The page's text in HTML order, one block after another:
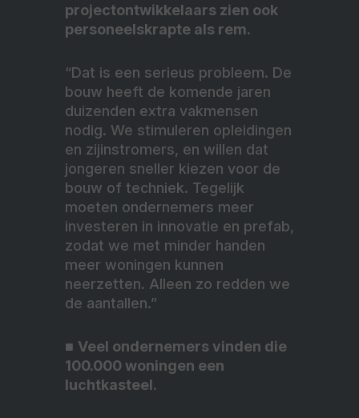
projectontwikkelaars zien ook
personeelskrapte als rem.
“Dat is een serieus probleem. De
bouw heeft de komende jaren
duizenden extra vakmensen
nodig. We stimuleren opleidingen
en zijinstromers, en willen dat
jongeren sneller kiezen voor de
bouw of techniek. Tegelijk
moeten ondernemers meer
investeren in innovatie en prefab,
zodat we met minder handen
meer woningen kunnen
neerzetten. Alleen zo redden we
de aantallen.”
■ Veel ondernemers vinden die
100.000 woningen een
luchtkasteel.